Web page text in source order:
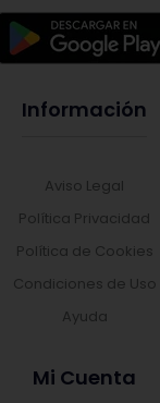
Información
Aviso Legal
Política Privacidad
Política de Cookies
Condiciones de Uso
Ayuda
Mi Cuenta